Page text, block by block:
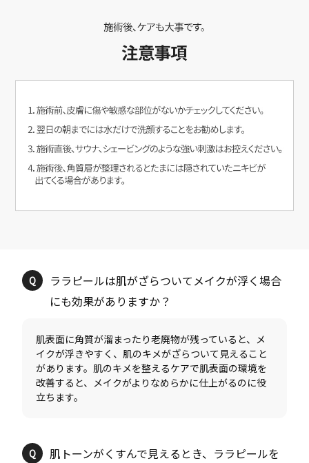
ララピールは肌がざらついてメイクが浮く場合
肌表面に角質が溜まったり老廃物が残っていると、メ
イクが浮きやすく、肌のキメがざらついて見えること
があります。肌のキメを整えるケアで肌表面の環境を
改善すると、メイクがよりなめらかに仕上がるのに役
肌トーンがくすんで見えるとき、ララピールを